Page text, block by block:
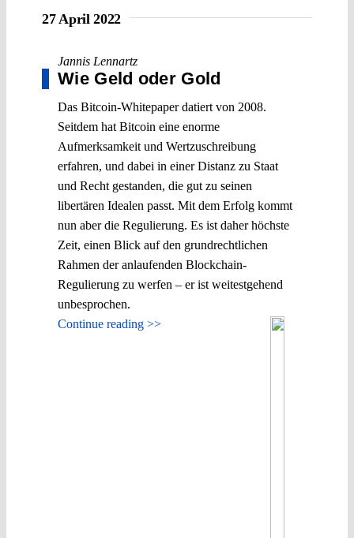
27 April 2022
Jannis Lennartz
Wie Geld oder Gold
Das Bitcoin-Whitepaper datiert von 2008.
Seitdem hat Bitcoin eine enorme
Aufmerksamkeit und Wertzuschreibung
erfahren, und dabei in einer Distanz zu Staat
und Recht gestanden, die gut zu seinen
libertären Idealen passt. Mit dem Erfolg kommt
nun aber die Regulierung. Es ist daher höchste
Zeit, einen Blick auf den grundrechtlichen
Rahmen der anlaufenden Blockchain-
Regulierung zu werfen – er ist weitestgehend
unbesprochen.
Continue reading >>